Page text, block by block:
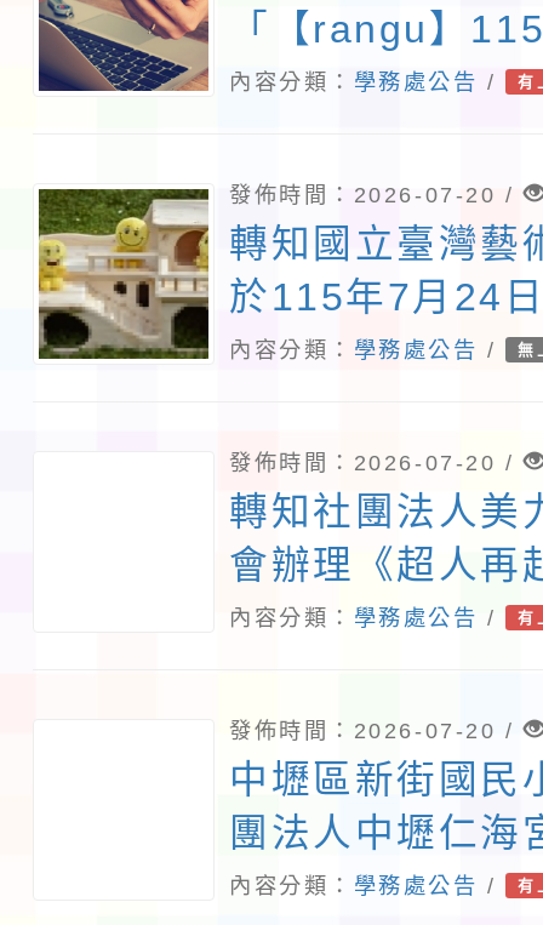
「【rangu】
屆全國原住民族
內容分類： 學務處公告 / 有
發佈時間：2026-07-20 /
轉知國立臺灣藝
於115年7月24
五）及8月6日（
研討會」，即日
免費報名，鼓勵
加，請查照。
內容分類： 學務處公告 / 無
發佈時間：2026-07-20 /
轉知社團法人美
會辦理《超人再
500場放映活動
內容分類： 學務處公告 / 有
發佈時間：2026-07-20 /
中壢區新街國民
團法人中壢仁海
「115年度第14
內容分類： 學務處公告 / 有